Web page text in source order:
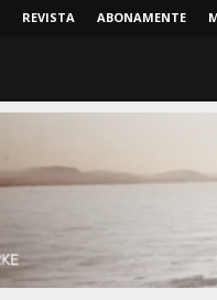
REVISTA ABONAMENTE